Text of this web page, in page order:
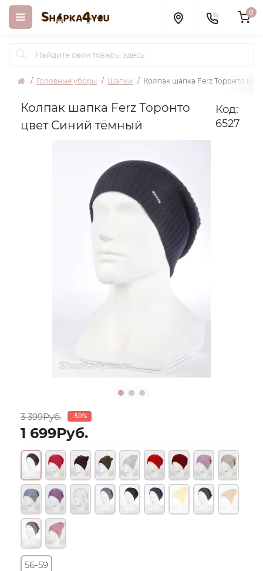
0
Головные уборы Шапки Колпак шапка Ferz Торонто
Колпак шапка Ferz Торонто
цвет Синий тёмный
Код:
6527
3 399Руб. -50%
1 699Руб.
56-59